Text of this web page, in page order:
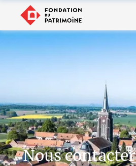
Nous contacter